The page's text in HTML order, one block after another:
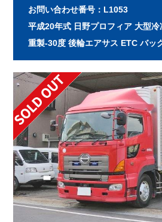
お問い合わせ番号：L1053
平成20年式 日野プロフィア 大型
重製-30度 後輪エアサス ETC バッ